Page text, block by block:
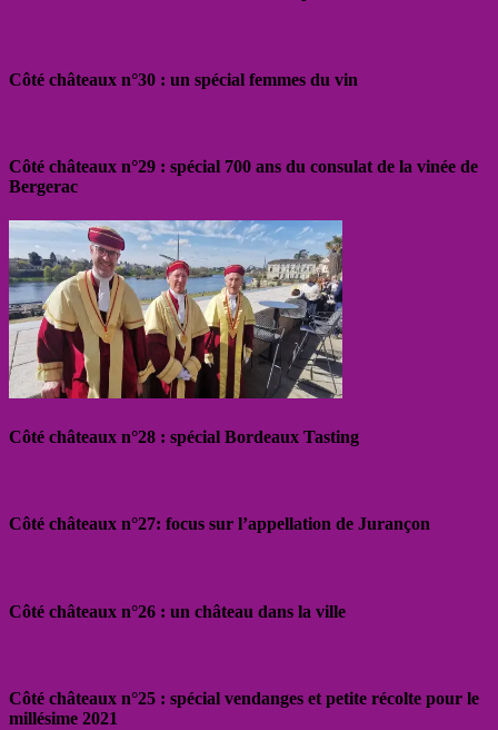
Côté châteaux n°30 : un spécial femmes du vin
Côté châteaux n°29 : spécial 700 ans du consulat de la vinée de
Bergerac
Côté châteaux n°28 : spécial Bordeaux Tasting
Côté châteaux n°27: focus sur l’appellation de Jurançon
Côté châteaux n°26 : un château dans la ville
Côté châteaux n°25 : spécial vendanges et petite récolte pour le
millésime 2021